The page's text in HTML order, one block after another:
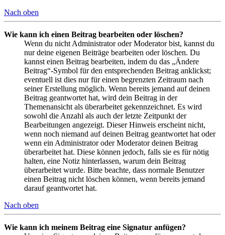
Nach oben
Wie kann ich einen Beitrag bearbeiten oder löschen?
Wenn du nicht Administrator oder Moderator bist, kannst du
nur deine eigenen Beiträge bearbeiten oder löschen. Du
kannst einen Beitrag bearbeiten, indem du das „Ändere
Beitrag“-Symbol für den entsprechenden Beitrag anklickst;
eventuell ist dies nur für einen begrenzten Zeitraum nach
seiner Erstellung möglich. Wenn bereits jemand auf deinen
Beitrag geantwortet hat, wird dein Beitrag in der
Themenansicht als überarbeitet gekennzeichnet. Es wird
sowohl die Anzahl als auch der letzte Zeitpunkt der
Bearbeitungen angezeigt. Dieser Hinweis erscheint nicht,
wenn noch niemand auf deinen Beitrag geantwortet hat oder
wenn ein Administrator oder Moderator deinen Beitrag
überarbeitet hat. Diese können jedoch, falls sie es für nötig
halten, eine Notiz hinterlassen, warum dein Beitrag
überarbeitet wurde. Bitte beachte, dass normale Benutzer
einen Beitrag nicht löschen können, wenn bereits jemand
darauf geantwortet hat.
Nach oben
Wie kann ich meinem Beitrag eine Signatur anfügen?